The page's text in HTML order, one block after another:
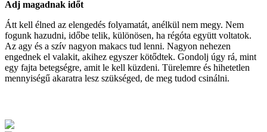
Adj magadnak időt
Átt kell élned az elengedés folyamatát, anélkül nem megy. Nem
fogunk hazudni, időbe telik, különösen, ha régóta együtt voltatok.
Az agy és a szív nagyon makacs tud lenni. Nagyon nehezen
engednek el valakit, akihez egyszer kötődtek. Gondolj úgy rá, mint
egy fajta betegségre, amit le kell küzdeni. Türelemre és hihetetlen
mennyiségű akaratra lesz szükséged, de meg tudod csinálni.